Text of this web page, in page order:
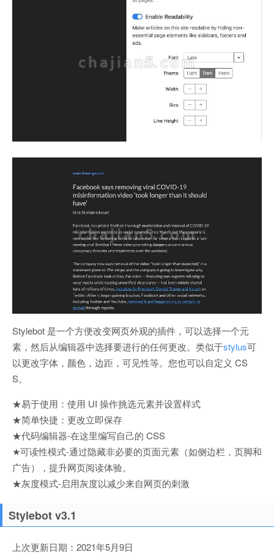
Stylebot 是一个方便改变网页外观的插件，可以选择一个元
素，然后从编辑器中选择要进行的任何更改。类似于stylus可
以更改字体，颜色，边距，可见性等。您也可以自定义 CS
S。
★易于使用：使用 UI 操作挑选元素并设置样式
★简单快捷：更改立即保存
★代码编辑器-在这里编写自己的 CSS
★可读性模式-通过隐藏非必要的页面元素（如侧边栏，页脚和
广告），提升网页阅读体验。
★灰度模式-启用灰度以减少来自网页的刺激
Stylebot v3.1
上次更新日期：2021年5月9日